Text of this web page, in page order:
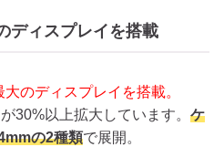
ディスプレイを搭載
大のディスプレイを搭載。
30%以上拡大しています。 ケ
の2種類で展開。